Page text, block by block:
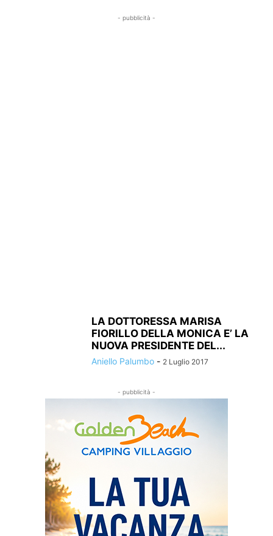
- pubblicità -
LA DOTTORESSA MARISA
FIORILLO DELLA MONICA E’ LA
NUOVA PRESIDENTE DEL...
Aniello Palumbo - 2 Luglio 2017
- pubblicità -